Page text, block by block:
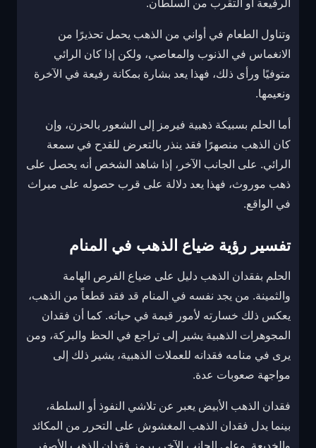
الرفيعة أو التقرب من السلطان.
وتناول الطعام في أواني من الذهب يحمل تحذيرًا من
الانغماس في الذنوب والمعاصي، ولكن إذا كان الرائي
متوفيًا ورأى ذلك، فهذا يعد بشارة بمكانة رفيعة في الآخرة
ونعيمها.
أما الحلم بسبيكة ذهبية فيرمز إلى الشعور بالحزن، وإن
كان الذهب منصهرًا فقد ينذر بالتعرض للقدح في سمعة
الرائي. على الجانب الآخر، إذا شاهد الشخص أنه يحصل على
ذهب موروث، فهذا يعد دلالة على قرب حصوله على ميراث
في الواقع.
تفسير رؤية ضياع الذهب في المنام
الحلم بفقدان الذهب دليل على ضياع الفرص الهامة
والثمينة. من يجد نفسه في المنام قد فقد قطعاً من الذهب،
يعكس ذلك خسارته لأمور قيمة في حياته. كما أن فقدان
المجوهرات الذهبية يشير إلى تراجع في الحظ والبركة، ومن
يرى في منامه فقدانه للعملات الذهبية، يشير ذلك إلى
مواجهة صعوبات عدة.
فقدان الذهب الأبيض يعبر عن تلاشي النفوذ أو السلطة،
بينما يدل فقدان الذهب المغشوش على التحرر من المكائد
والخديعة. وعلى الجانب الآخر، يرمز فقدان الذهب الأصفر